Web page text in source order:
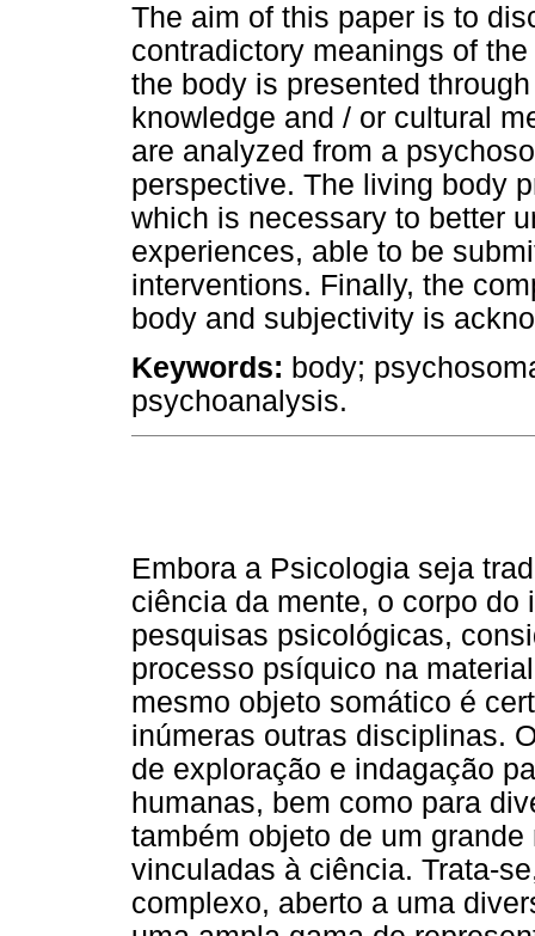
The aim of this paper is to
contradictory meanings of
the body is presented
knowledge and / or cultural
are analyzed from a
perspective. The living body
which is necessary to better
experiences, able to be
interventions. Finally, the
body and subjectivity is
Keywords: body;
psychoanalysis.
Embora a Psicologia seja
ciência da mente, o corpo
pesquisas psicológicas,
processo psíquico na
mesmo objeto somático é
inúmeras outras disciplinas.
de exploração e indagação
humanas, bem como para
também objeto de um
vinculadas à ciência. Trata-
complexo, aberto a uma